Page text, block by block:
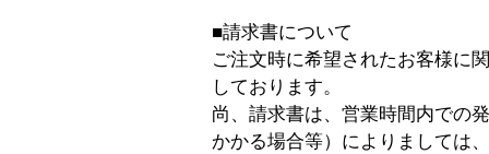
■請求書について
ご注文時に希望されたお客様に
しております。
尚、請求書は、営業時間内での
かかる場合等）によりましては